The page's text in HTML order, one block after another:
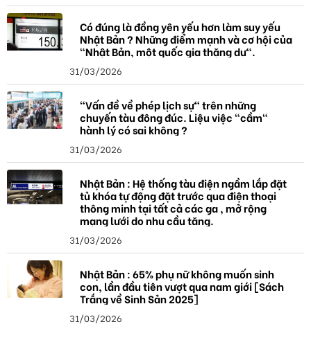
Có đúng là đồng yên yếu hơn làm suy yếu
Nhật Bản ? Những điểm mạnh và cơ hội của
"Nhật Bản, một quốc gia thặng dư".
31/03/2026
"Vấn đề về phép lịch sự" trên những
chuyến tàu đông đúc. Liệu việc "cầm"
hành lý có sai không ?
31/03/2026
Nhật Bản : Hệ thống tàu điện ngầm lắp đặt
tủ khóa tự động đặt trước qua điện thoại
thông minh tại tất cả các ga , mở rộng
mạng lưới do nhu cầu tăng.
31/03/2026
Nhật Bản : 65% phụ nữ không muốn sinh
con, lần đầu tiên vượt qua nam giới [Sách
Trắng về Sinh Sản 2025]
31/03/2026